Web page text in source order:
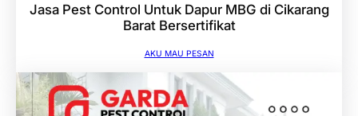
Jasa Pest Control Untuk Dapur MBG di Cikarang
Barat Bersertifikat
AKU MAU PESAN